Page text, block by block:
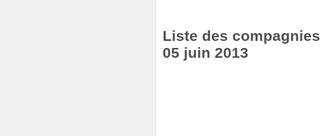
Liste des
05 juin 2013